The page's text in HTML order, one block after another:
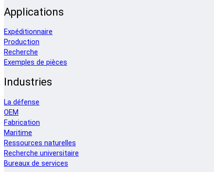
Applications
Expéditionnaire
Production
Recherche
Exemples de pièces
Industries
La défense
OEM
Fabrication
Maritime
Ressources naturelles
Recherche universitaire
Bureaux de services